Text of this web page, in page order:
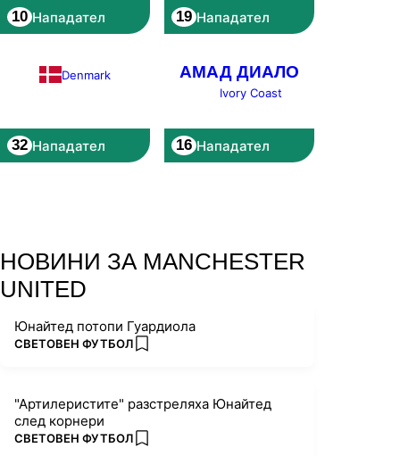
10 Нападател 19 Нападател
Denmark
32 Нападател
АМАД ДИАЛО
Ivory Coast
16 Нападател
НОВИНИ ЗА MANCHESTER
UNITED
Юнайтед потопи Гуардиола
ПОВЕЧЕ ОТ
СВЕТОВЕН ФУТБОЛ add favorites
"Артилеристите" разстреляха Юнайтед
след корнери
ПОВЕЧЕ ОТ
СВЕТОВЕН ФУТБОЛ add favorites